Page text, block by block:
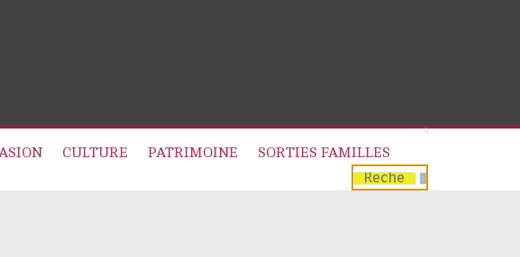
CULTURE PATRIMOINE
SORTIES FAMILLES